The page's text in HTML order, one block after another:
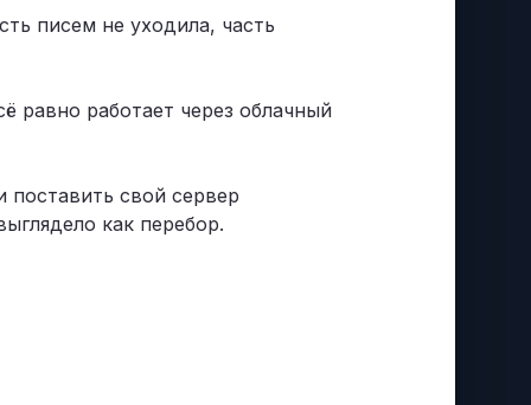
писем не уходила, часть
равно работает через облачный
поставить свой сервер
как перебор.